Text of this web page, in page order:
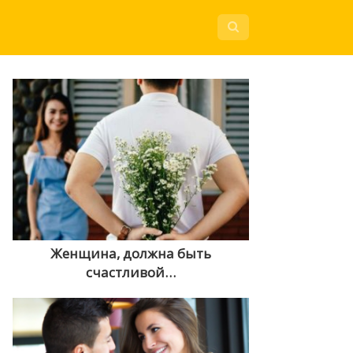
Женщина, должна быть
счастливой…